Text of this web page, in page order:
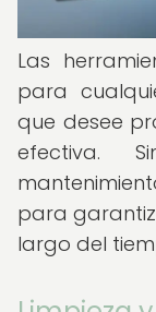
Las
para
que desee
efectiva.
para
largo del